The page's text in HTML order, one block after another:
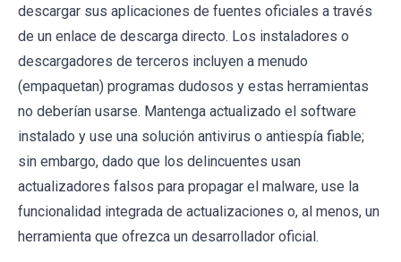
descargar sus aplicaciones de fuentes oficiales a través
de un enlace de descarga directo. Los instaladores o
descargadores de terceros incluyen a menudo
(empaquetan) programas dudosos y estas herramientas
no deberían usarse. Mantenga actualizado el software
instalado y use una solución antivirus o antiespía fiable;
sin embargo, dado que los delincuentes usan
actualizadores falsos para propagar el malware, use la
funcionalidad integrada de actualizaciones o, al menos, un
herramienta que ofrezca un desarrollador oficial.